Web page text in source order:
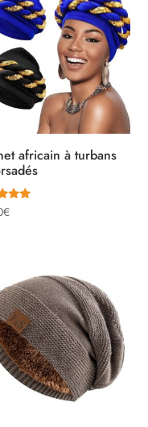
africain à turbans
€